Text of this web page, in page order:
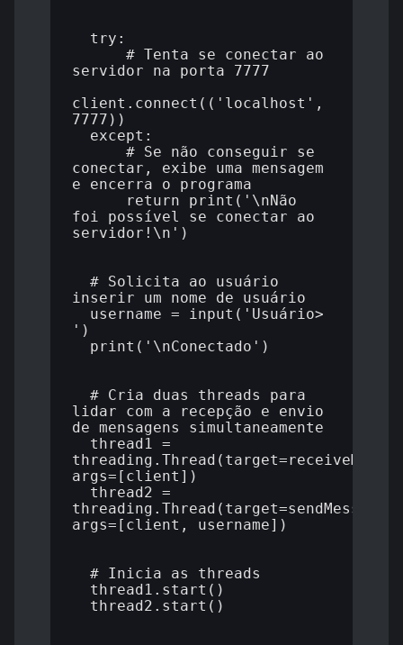
try:
# Tenta se conectar ao
servidor na porta 7777
client.connect(('localhost',
7777))
except:
# Se não conseguir se
conectar, exibe uma mensagem
e encerra o programa
return print('\nNão
foi possível se conectar ao
servidor!\n')
# Solicita ao usuário
inserir um nome de usuário
username = input('Usuário>
')
print('\nConectado')
# Cria duas threads para
lidar com a recepção e envio
de mensagens simultaneamente
thread1 =
args=[client])
thread2 =
args=[client, username])
# Inicia as threads
thread1.start()
thread2.start()